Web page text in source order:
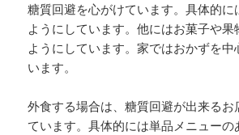
糖質回避を心がけています。具体的に
ようにしています。他にはお菓子や果
ようにしています。家ではおかずを中
います。
外食する場合は、糖質回避が出来るお
ています。具体的には単品メニュー